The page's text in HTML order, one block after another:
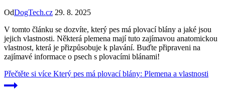
OdDogTech.cz 29. 8. 2025
V tomto článku se dozvíte, který pes má plovací blány a jaké jsou
jejich vlastnosti. Některá plemena mají tuto zajímavou anatomickou
vlastnost, která je přizpůsobuje k plavání. Buďte připraveni na
zajímavé informace o psech s plovacími blánami!
Přečtěte si více Který pes má plovací blány: Plemena a vlastnosti